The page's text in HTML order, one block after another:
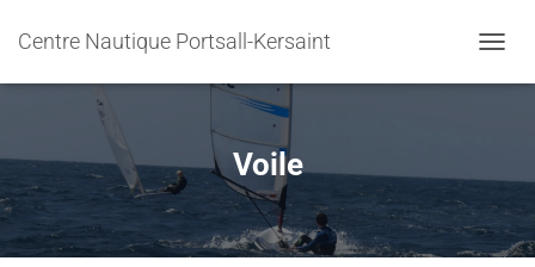
Centre Nautique Portsall-Kersaint
Voile